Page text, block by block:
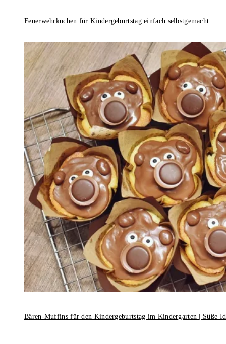
Feuerwehrkuchen für Kindergeburtstag einfach selbstgemacht
Bären-Muffins für den Kindergeburtstag im Kindergarten | Süße